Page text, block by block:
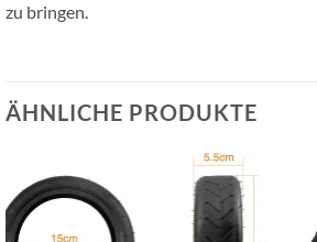
zu bringen.
ÄHNLICHE PRODUKTE
Auf die
Wunschliste